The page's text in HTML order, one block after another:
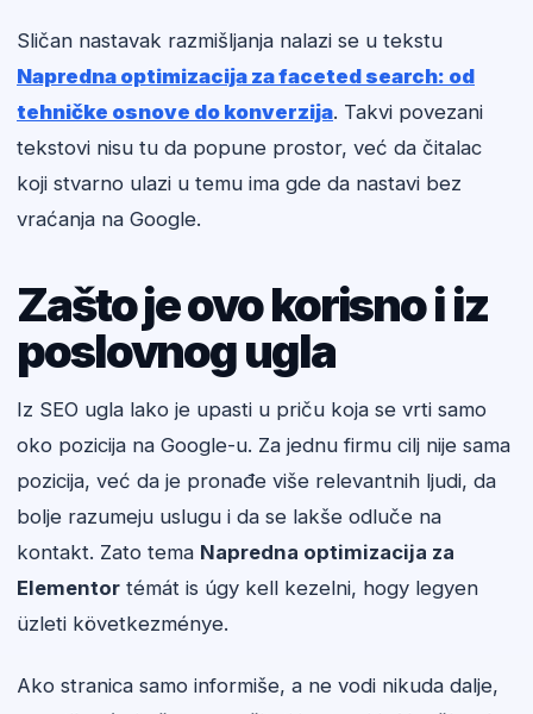
Sličan nastavak razmišljanja nalazi se u tekstu
Napredna optimizacija za faceted search: od
tehničke osnove do konverzija. Takvi povezani
tekstovi nisu tu da popune prostor, već da čitalac
koji stvarno ulazi u temu ima gde da nastavi bez
vraćanja na Google.
Zašto je ovo korisno i iz
poslovnog ugla
Iz SEO ugla lako je upasti u priču koja se vrti samo
oko pozicija na Google-u. Za jednu firmu cilj nije sama
pozicija, već da je pronađe više relevantnih ljudi, da
bolje razumeju uslugu i da se lakše odluče na
kontakt. Zato tema Napredna optimizacija za
Elementor témát is úgy kell kezelni, hogy legyen
üzleti következménye.
Ako stranica samo informiše, a ne vodi nikuda dalje,